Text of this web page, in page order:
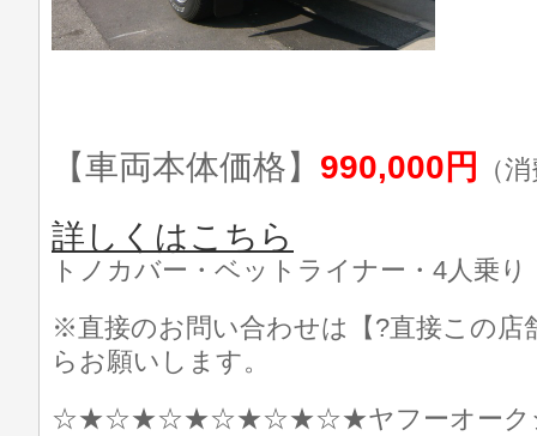
【車両本体価格】 990,000円 （
詳しくはこちら
トノカバー・ベットライナー・4人乗
※直接のお問い合わせは【?直接この店
らお願いします。
☆★☆★☆★☆★☆★☆★ヤフーオークシ